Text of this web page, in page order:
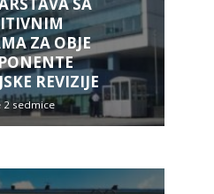
SA
ZA OBJE
REVIZIJE
2 sedmice